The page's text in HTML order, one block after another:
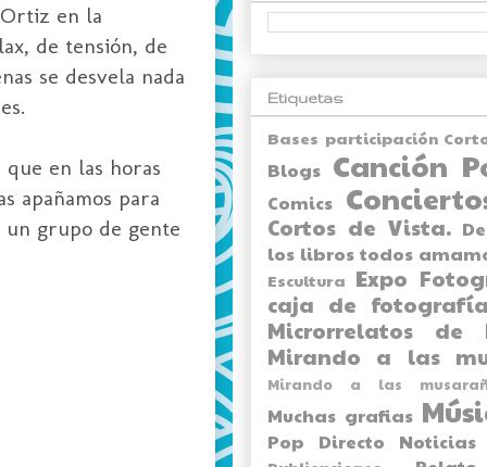
Ortiz en la
, de tensión, de
se desvela nada
en las horas
apañamos para
grupo de gente
Etiquetas
Bases participación
Blogs Canción
Comics
Cortos de Vista.
los libros todos
Escultura Expo
caja de
Microrrelatos de
Mirando a las
Mirando a las
Muchas grafias
Pop Directo Noticias